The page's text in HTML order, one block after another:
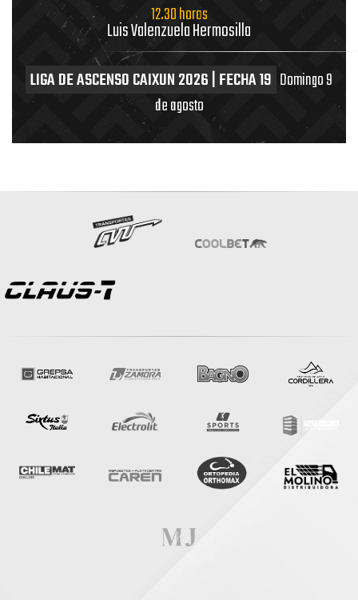
12.30 horas
Luis Valenzuela Hermosilla
LIGA DE ASCENSO CAIXUN 2026 | FECHA 19 Domingo 9
de agosto